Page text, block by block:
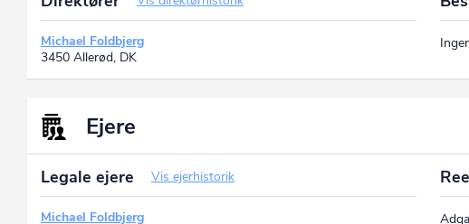
Michael Foldbjerg
3450 Allerød, DK
Ejere
Legale ejere Vis ejerhistorik
Michael Foldbjerg